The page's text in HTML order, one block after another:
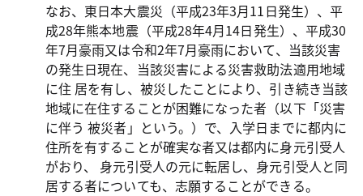
なお、東日本大震災（平成23年3月11日発生）、平
成28年熊本地震（平成28年4月14日発生）、平成30
年7月豪雨又は令和2年7月豪雨において、当該災害
の発生日現在、当該災害による災害救助法適用地域
に住 居を有し、被災したことにより、引き続き当該
地域に在住することが困難になった者（以下「災害
に伴う 被災者」という。）で、入学日までに都内に
住所を有することが確実な者又は都内に身元引受人
がおり、 身元引受人の元に転居し、身元引受人と同
居する者についても、志願することができる。